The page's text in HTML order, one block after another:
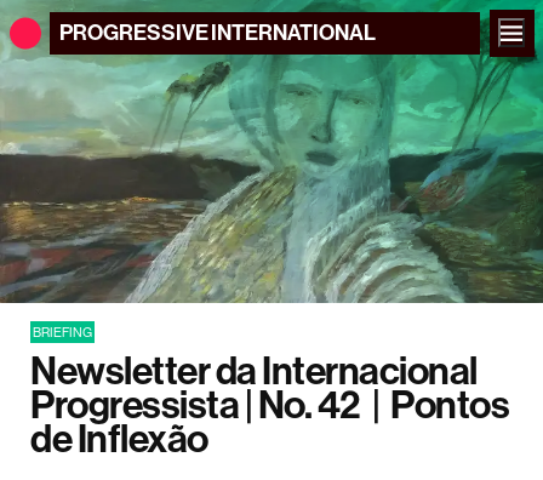
PROGRESSIVEINTERNATIONAL
BRIEFING
Newsletter da Internacional
Progressista | No. 42 | Pontos
de Inflexão